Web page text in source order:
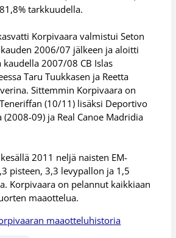
tarkkuudella.
Korpivaara valmistui Seton
2006/07 jälkeen ja aloitti
2007/08 CB Islas
Taru Tuukkasen ja Reetta
Sittemmin Korpivaara on
(10/11) lisäksi Deportivo
09) ja Real Canoe Madridia
2011 neljä naisten EM-
pisteen, 3,3 levypallon ja 1,5
Korpivaara on pelannut kaikkiaan
maaottelua.
maaotteluhistoria